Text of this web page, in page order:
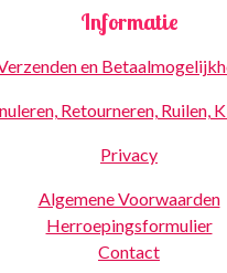
Informatie
en
Retourneren, Ruilen,
Privacy
Algemene Voorwaarden
Herroepingsformulier
Contact